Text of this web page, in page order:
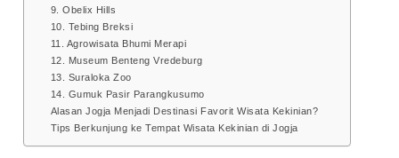
9. Obelix Hills
10. Tebing Breksi
11. Agrowisata Bhumi Merapi
12. Museum Benteng Vredeburg
13. Suraloka Zoo
14. Gumuk Pasir Parangkusumo
Alasan Jogja Menjadi Destinasi Favorit Wisata Kekinian?
Tips Berkunjung ke Tempat Wisata Kekinian di Jogja